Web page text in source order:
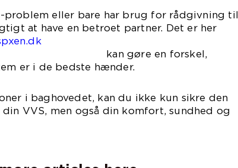
problem eller bare har brug for rådgivning til
at have en betroet partner. Det er her
en forskel,
er i de bedste hænder.
i baghovedet, kan du ikke kun sikre den
VVS, men også din komfort, sundhed og